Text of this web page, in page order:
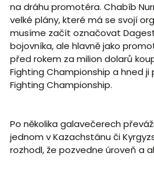
na dráhu promotéra. Chabíb
velké plány, které má se svojí
musíme začít označovat
bojovníka, ale hlavně jako
před rokem za milion dolarů
Fighting Championship a hned ji
Fighting Championship.
Po několika galavečerech
jednom v Kazachstánu či
rozhodl, že pozvedne úroveň a